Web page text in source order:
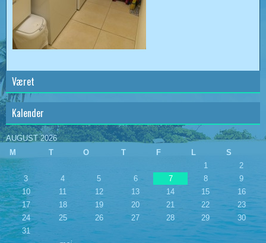
Været
Kalender
AUGUST 2026
M
T O T F L S
1
2
3
4 5 6 7 8
9
10
11 12 13 14 15
16
17
18 19 20 21 22
23
24
25 26 27 28 29
30
31